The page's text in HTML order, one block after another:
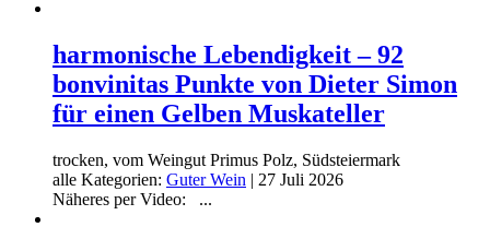
harmonische Lebendigkeit – 92
bonvinitas Punkte von Dieter Simon
für einen Gelben Muskateller
trocken, vom Weingut Primus Polz, Südsteiermark
alle Kategorien: Guter Wein | 27 Juli 2026
Näheres per Video: ...